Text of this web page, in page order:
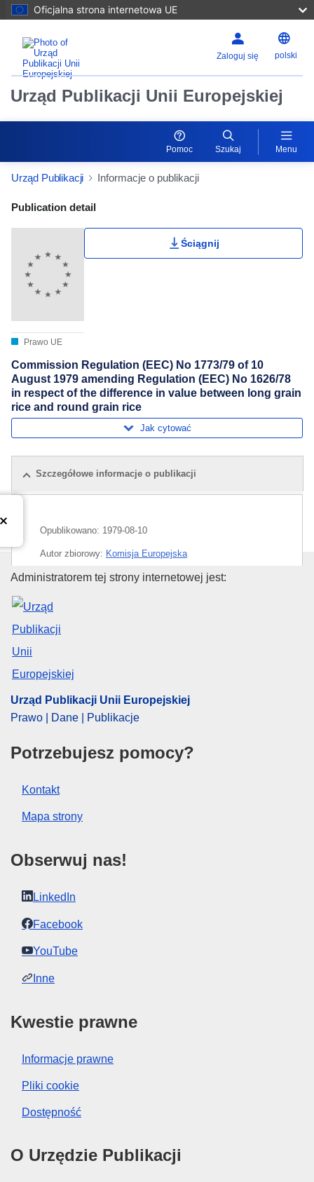
Oficjalna strona internetowa UE
Zaloguj się polski
Urząd Publikacji Unii Europejskiej
Pomoc Szukaj Menu
Urząd Publikacji Informacje o publikacji
Publication Detail Actions Portlet
Publication detail
Prawo UE
Ściągnij
Commission Regulation (EEC) No 1773/79 of 10
August 1979 amending Regulation (EEC) No 1626/78
in respect of the difference in value between long grain
rice and round grain rice
Jak cytować
Szczegółowe informacje o publikacji
Opublikowano: 1979-08-10
Autor zbiorowy: Komisja Europejska
CELEX : 31979R1773
ELI :
OJ : JOL_1979_203_R_0010_012
Urząd Publikacji Unii
Administratorem tej strony internetowej jest:
Urząd Publikacji Unii Europejskiej
Prawo | Dane | Publikacje
Potrzebujesz pomocy?
Kontakt
Mapa strony
Obserwuj nas!
LinkedIn
Facebook
YouTube
Inne
Kwestie prawne
Informacje prawne
Pliki cookie
Dostępność
O Urzędzie Publikacji